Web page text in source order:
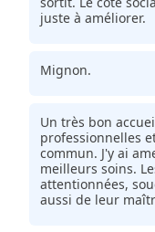
juste à améliorer.
Mignon.
Un très bon
professionnelles
commun. J'y ai
meilleurs soins.
attentionnées,
aussi de leur